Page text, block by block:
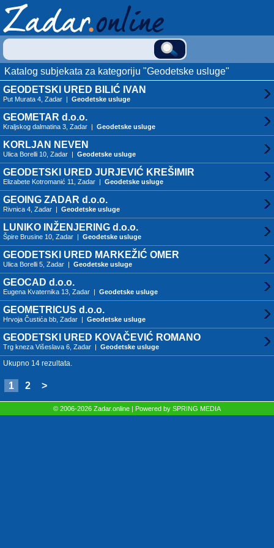
Katalog subjekata za kategoriju "Geodetske usluge"
GEODETSKI URED BILIĆ IVAN
Put Murata 4, Zadar | Geodetske usluge
GEOMETAR d.o.o.
Kraljskog dalmatina 3, Zadar | Geodetske usluge
KORLJAN NEVEN
Ulica Borelli 10, Zadar | Geodetske usluge
GEODETSKI URED JURJEVIĆ KREŠIMIR
Elizabete Kotromanić 11, Zadar | Geodetske usluge
GEOING ZADAR d.o.o.
Rivnica 4, Zadar | Geodetske usluge
LUNIKO INŽENJERING d.o.o.
Špire Brusine 10, Zadar | Geodetske usluge
GEODETSKI URED MARKEŽIĆ OMER
Ulica Borelli 5, Zadar | Geodetske usluge
GEOCAD d.o.o.
Eugena Kvaternika 13, Zadar | Geodetske usluge
GEOMETRICUS d.o.o.
Hrvoja Čustića bb, Zadar | Geodetske usluge
GEODETSKI URED KOVAČEVIĆ ROMANO
Trg kneza Višeslava 6, Zadar | Geodetske usluge
Ukupno 14 rezultata.
1 2 >
© 2006-2026 Zadar.online | Powered by SPRING MEDIA